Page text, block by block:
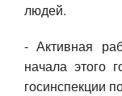
людей.
- Активная
начала этого
госинспекции